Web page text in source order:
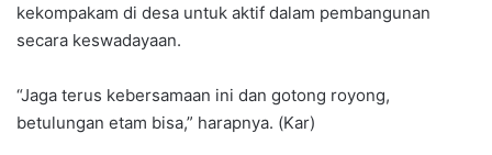
kekompakam di desa untuk aktif dalam pembangunan
secara keswadayaan.
“Jaga terus kebersamaan ini dan gotong royong,
betulungan etam bisa,” harapnya. (Kar)